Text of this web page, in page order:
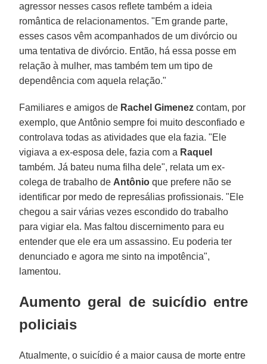
agressor nesses casos reflete também a ideia
romântica de relacionamentos. "Em grande parte,
esses casos vêm acompanhados de um divórcio ou
uma tentativa de divórcio. Então, há essa posse em
relação à mulher, mas também tem um tipo de
dependência com aquela relação."
Familiares e amigos de Rachel Gimenez contam, por
exemplo, que Antônio sempre foi muito desconfiado e
controlava todas as atividades que ela fazia. "Ele
vigiava a ex-esposa dele, fazia com a Raquel
também. Já bateu numa filha dele", relata um ex-
colega de trabalho de Antônio que prefere não se
identificar por medo de represálias profissionais. "Ele
chegou a sair várias vezes escondido do trabalho
para vigiar ela. Mas faltou discernimento para eu
entender que ele era um assassino. Eu poderia ter
denunciado e agora me sinto na impotência",
lamentou.
Aumento geral de suicídio entre
policiais
Atualmente, o suicídio é a maior causa de morte entre